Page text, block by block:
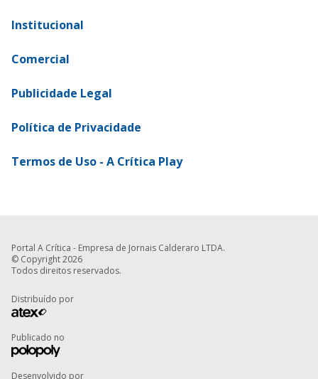
Institucional
Comercial
Publicidade Legal
Política de Privacidade
Termos de Uso - A Crítica Play
Portal A Crítica - Empresa de Jornais Calderaro LTDA.
© Copyright 2026
Todos direitos reservados.
Distribuído por
Publicado no
Desenvolvido por